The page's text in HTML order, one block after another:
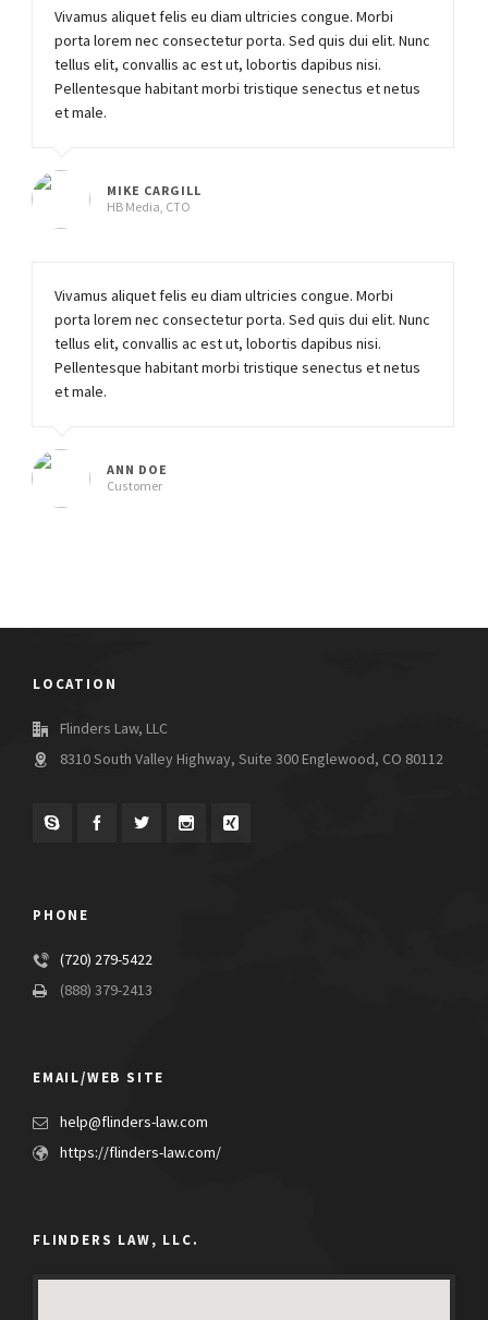
Vivamus aliquet felis eu diam ultricies congue. Morbi
porta lorem nec consectetur porta. Sed quis dui elit. Nunc
tellus elit, convallis ac est ut, lobortis dapibus nisi.
Pellentesque habitant morbi tristique senectus et netus
et male.
MIKE CARGILL
HB Media, CTO
Vivamus aliquet felis eu diam ultricies congue. Morbi
porta lorem nec consectetur porta. Sed quis dui elit. Nunc
tellus elit, convallis ac est ut, lobortis dapibus nisi.
Pellentesque habitant morbi tristique senectus et netus
et male.
ANN DOE
Customer
LOCATION
Flinders Law, LLC
8310 South Valley Highway, Suite 300 Englewood, CO 80112
PHONE
(720) 279-5422
(888) 379-2413
EMAIL/WEB SITE
help@flinders-law.com
https://flinders-law.com/
FLINDERS LAW, LLC.